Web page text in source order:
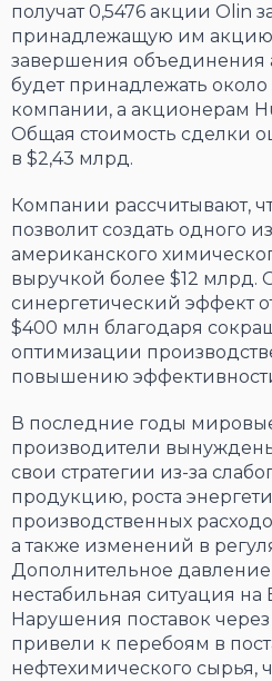
получат 0,5476 акции Olin
принадлежащую им акцию
завершения объединения
будет принадлежать около
компании, а акционерам
Общая стоимость сделки
в $2,43 млрд.
Компании рассчитывают,
позволит создать одного
американского
выручкой более $12 млрд.
синергетический эффект
$400 млн благодаря
оптимизации
повышению
В последние годы
производители
свои стратегии из-за
продукцию, роста
производственных
а также изменений в
Дополнительное давление
нестабильная ситуация
Нарушения поставок
привели к перебоям в
нефтехимического сырья,